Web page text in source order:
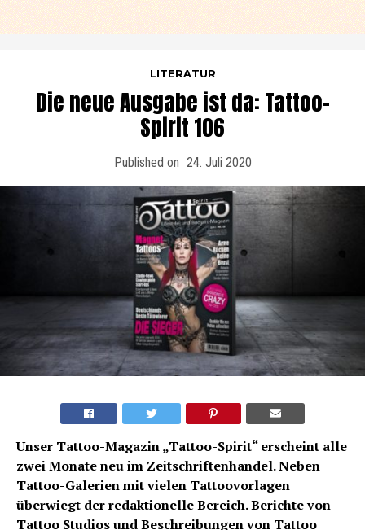
LITERATUR
Die neue Ausgabe ist da: Tattoo-
Spirit 106
Published on 24. Juli 2020
Unser Tattoo-Magazin „Tattoo-Spirit“ erscheint alle
zwei Monate neu im Zeitschriftenhandel. Neben
Tattoo-Galerien mit vielen Tattoovorlagen
überwiegt der redaktionelle Bereich. Berichte von
Tattoo Studios und Beschreibungen von Tattoo